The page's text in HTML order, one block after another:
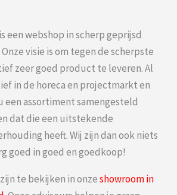
is een webshop in scherp geprijsd
visie is om tegen de scherpste
zeer goed product te leveren. Al
in de horeca en projectmarkt en
een assortiment samengesteld
dat die een uitstekende
heeft. Wij zijn dan ook niets
goed in goed en goedkoop!
te bekijken in onzeshowroom in